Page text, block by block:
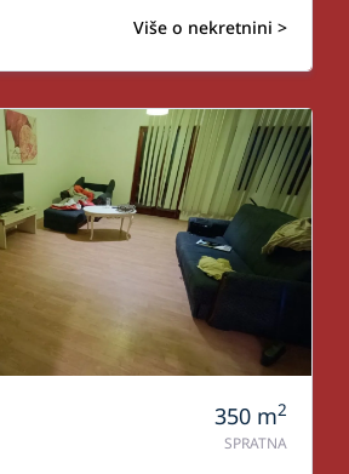
Više o nekretnini >
350 m2
SPRATNA